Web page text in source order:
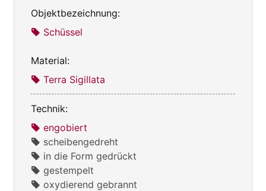
Objektbezeichnung:
Schüssel
Material:
Terra Sigillata
Technik:
engobiert
scheibengedreht
in die Form gedrückt
gestempelt
oxydierend gebrannt